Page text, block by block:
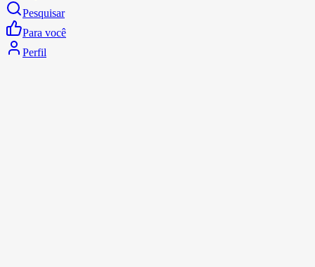
Pesquisar
Para você
Perfil